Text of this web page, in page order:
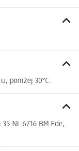
poniżej 30°C.
NL-6716 BM Ede,